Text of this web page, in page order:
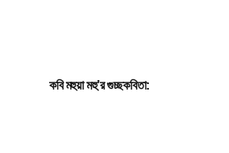
কবি মহুয়া মহু’র গুচ্ছকবিতা: